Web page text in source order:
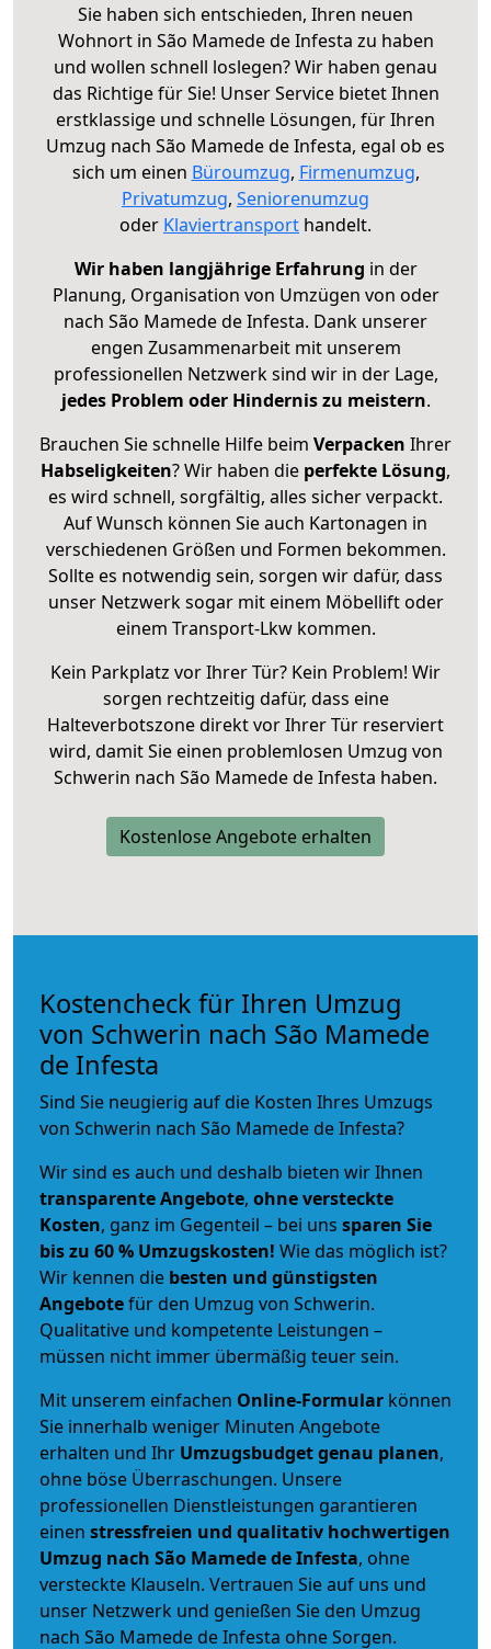
Sie haben sich entschieden, Ihren neuen
Wohnort in São Mamede de Infesta zu haben
und wollen schnell loslegen? Wir haben genau
das Richtige für Sie! Unser Service bietet Ihnen
erstklassige und schnelle Lösungen, für Ihren
Umzug nach São Mamede de Infesta, egal ob es
sich um einen Büroumzug, Firmenumzug,
Privatumzug, Seniorenumzug
oder Klaviertransport handelt.
Wir haben langjährige Erfahrung in der
Planung, Organisation von Umzügen von oder
nach São Mamede de Infesta. Dank unserer
engen Zusammenarbeit mit unserem
professionellen Netzwerk sind wir in der Lage,
jedes Problem oder Hindernis zu meistern.
Brauchen Sie schnelle Hilfe beim Verpacken Ihrer
Habseligkeiten? Wir haben die perfekte Lösung,
es wird schnell, sorgfältig, alles sicher verpackt.
Auf Wunsch können Sie auch Kartonagen in
verschiedenen Größen und Formen bekommen.
Sollte es notwendig sein, sorgen wir dafür, dass
unser Netzwerk sogar mit einem Möbellift oder
einem Transport-Lkw kommen.
Kein Parkplatz vor Ihrer Tür? Kein Problem! Wir
sorgen rechtzeitig dafür, dass eine
Halteverbotszone direkt vor Ihrer Tür reserviert
wird, damit Sie einen problemlosen Umzug von
Schwerin nach São Mamede de Infesta haben.
Kostenlose Angebote erhalten
Kostencheck für Ihren Umzug
von Schwerin nach São Mamede
de Infesta
Sind Sie neugierig auf die Kosten Ihres Umzugs
von Schwerin nach São Mamede de Infesta?
Wir sind es auch und deshalb bieten wir Ihnen
transparente Angebote, ohne versteckte
Kosten, ganz im Gegenteil – bei uns sparen Sie
bis zu 60 % Umzugskosten! Wie das möglich ist?
Wir kennen die besten und günstigsten
Angebotefür den Umzug von Schwerin.
Qualitative und kompetente Leistungen –
müssen nicht immer übermäßig teuer sein.
Mit unserem einfachen Online-Formular können
Sie innerhalb weniger Minuten Angebote
erhalten und Ihr Umzugsbudgetgenau planen,
ohne böse Überraschungen. Unsere
professionellen Dienstleistungen garantieren
einen stressfreien und qualitativ hochwertigen
Umzug nach São Mamede de Infesta, ohne
versteckte Klauseln. Vertrauen Sie auf uns und
unser Netzwerk und genießen Sie den Umzug
nach São Mamede de Infesta ohne Sorgen.